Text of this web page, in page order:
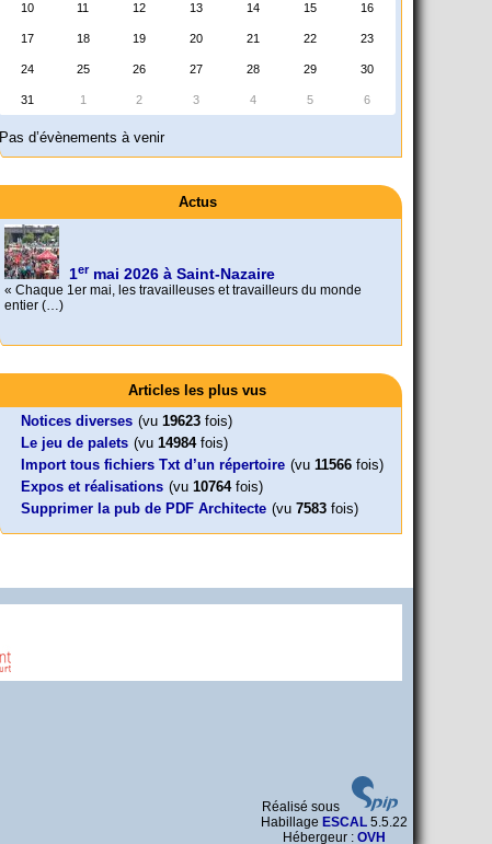
10 11 12 13 14 15 16
17 18 19 20 21 22 23
24 25 26 27 28 29 30
31 1 2 3 4 5 6
Pas d’évènements à venir
Actus
1ermai 2026 à Saint-Nazaire
« Chaque 1er mai, les travailleuses et travailleurs du monde
entier (…)
Foutez-nous la paix !
Aujourd’hui, mercredi 18 mars 2026, le président de la
République Emmanuel (…)
Leonard Peltier libre !
Leonard Peltier, un Amérindien condamné deux fois à la prison à
vie pour un (…)
En Pays-de-la-Loire le couperet est
« La présidente Horizons de la région Pays de la Loire veut faire
Mon CV... Cette perle indique une nouveauté, ou le dernier
Articles les plus vus
Notices diverses (vu 19623 fois)
Le jeu de palets (vu 14984fois)
Import tous fichiers Txt d’un répertoire (vu 11566 fois)
Expos et réalisations (vu 10764fois)
Supprimer la pub de PDF Architecte (vu 7583 fois)
Réalisé sous
Habillage ESCAL 5.5.22
Hébergeur : OVH